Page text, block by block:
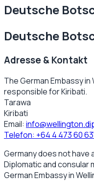
Deutsche
Deutsche
Adresse & Kontakt
The German Embassy in
responsible for Kiribati.
Tarawa
Kiribati
Email:
Telefon: +64 4 473 60 63
Germany does not have
Diplomatic and consular
German Embassy in